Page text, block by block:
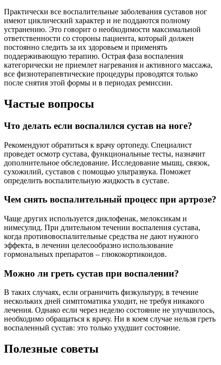
Практически все воспалительные заболевания суставов ног
имеют циклический характер и не поддаются полному
устранению. Это говорит о необходимости максимальной
ответственности со стороны пациента, который должен
постоянно следить за их здоровьем и применять
поддерживающую терапию. Острая фаза воспаления
категорически не приемлет нагревания и активного массажа,
все физиотерапевтические процедуры проводятся только
после снятия этой формы и в периодах ремиссии.
Частые вопросы
Что делать если воспалился сустав на ноге?
Рекомендуют обратиться к врачу ортопеду. Специалист
проведет осмотр сустава, функциональные тесты, назначит
дополнительное обследование. Исследование мышц, связок,
сухожилий, суставов с помощью ультразвука. Поможет
определить воспалительную жидкость в суставе.
Чем снять воспалительный процесс при артрозе?
Чаще других используется диклофенак, мелоксикам и
нимесулид. При длительном течении воспаления сустава,
когда противовоспалительные средства не дают нужного
эффекта, в лечении целесообразно использование
гормональных препаратов – глюкокортикоидов.
Можно ли греть сустав при воспалении?
В таких случаях, если ограничить физкультуру, в течение
нескольких дней симптоматика уходит, не требуя никакого
лечения. Однако если через неделю состояние не улучшилось,
необходимо обращаться к врачу. Ни в коем случае нельзя греть
воспаленный сустав: это только ухудшит состояние.
Полезные советы